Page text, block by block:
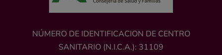
NÚMERO DE IDENTIFICACION DE CENTRO
SANITARIO (N.I.C.A.): 31109